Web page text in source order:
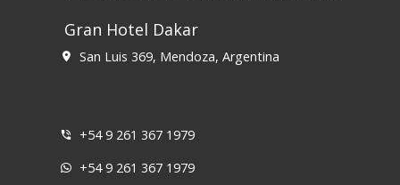
Gran Hotel Dakar
San Luis 369, Mendoza, Argentina
+54 9 261 367 1979
+54 9 261 367 1979